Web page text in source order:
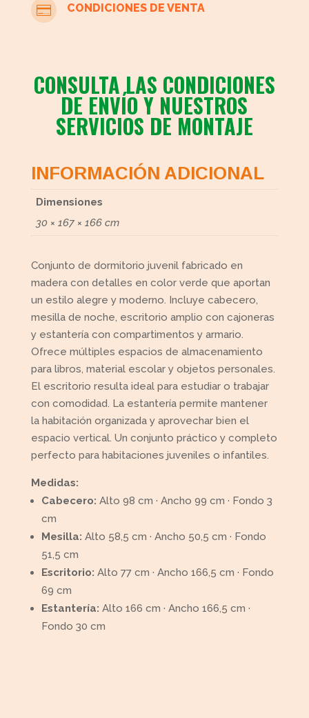
 CONDICIONES DE VENTA
CONSULTA LAS CONDICIONES
DE ENVÍO Y NUESTROS
SERVICIOS DE MONTAJE
INFORMACIÓN ADICIONAL
Dimensiones
30 × 167 × 166 cm
Conjunto de dormitorio juvenil fabricado en
madera con detalles en color verde que aportan
un estilo alegre y moderno. Incluye cabecero,
mesilla de noche, escritorio amplio con cajoneras
y estantería con compartimentos y armario.
Ofrece múltiples espacios de almacenamiento
para libros, material escolar y objetos personales.
El escritorio resulta ideal para estudiar o trabajar
con comodidad. La estantería permite mantener
la habitación organizada y aprovechar bien el
espacio vertical. Un conjunto práctico y completo
perfecto para habitaciones juveniles o infantiles.
Medidas:
Cabecero: Alto 98 cm · Ancho 99 cm · Fondo 3
cm
Mesilla: Alto 58,5 cm · Ancho 50,5 cm · Fondo
51,5 cm
Escritorio: Alto 77 cm · Ancho 166,5 cm · Fondo
69 cm
Estantería: Alto 166 cm · Ancho 166,5 cm ·
Fondo 30 cm